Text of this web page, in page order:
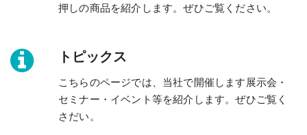
押しの商品を紹介します。ぜひご覧ください。
トピックス
こちらのページでは、当社で開催します展示会・
セミナー・イベント等を紹介します。ぜひご覧く
さだい。